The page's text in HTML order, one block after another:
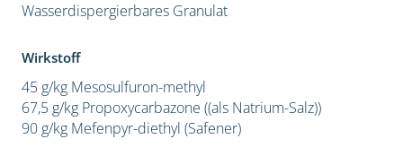
Wasserdispergierbares Granulat
Wirkstoff
45 g/kg Mesosulfuron-methyl
67,5 g/kg Propoxycarbazone ((als Natrium-Salz))
90 g/kg Mefenpyr-diethyl (Safener)